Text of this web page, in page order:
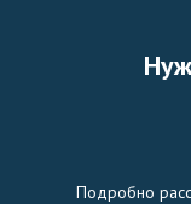
Подробно